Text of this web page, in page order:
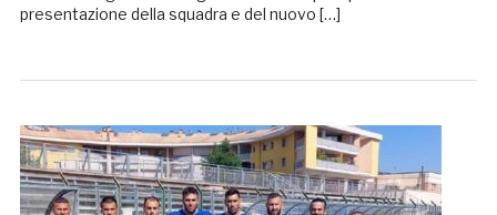
presentazione della squadra e del nuovo […]